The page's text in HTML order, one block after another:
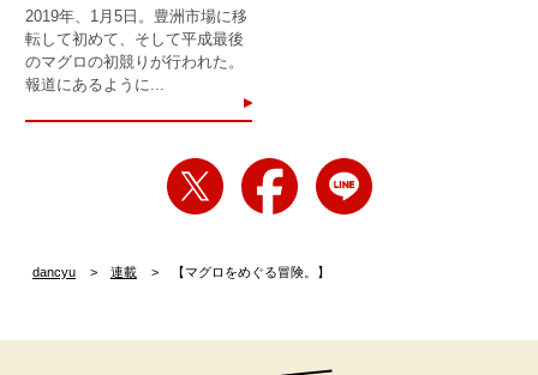
2019年、1月5日。豊洲市場に移
転して初めて、そして平成最後
のマグロの初競りが行われた。
報道にあるように...
dancyu 連載 【マグロをめぐる冒険。】